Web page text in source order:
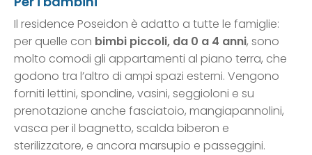
Il residence Poseidon è adatto a tutte le famiglie:
per quelle con bimbi piccoli, da 0 a 4 anni, sono
molto comodi gli appartamenti al piano terra, che
godono tra l’altro di ampi spazi esterni. Vengono
forniti lettini, spondine, vasini, seggioloni e su
prenotazione anche fasciatoio, mangiapannolini,
vasca per il bagnetto, scalda biberon e
sterilizzatore, e ancora marsupio e passeggini.